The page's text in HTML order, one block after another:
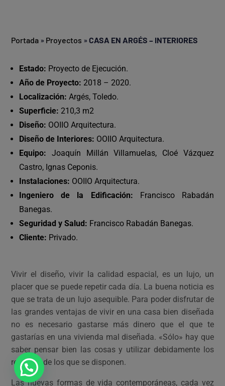
Portada » Proyectos »CASA EN ARGÉS – INTERIORES
Estado: Proyecto de Ejecución.
Año de Proyecto: 2018 – 2020.
Localización: Argés, Toledo.
Superficie: 210,3 m2
Diseño: OOIIO Arquitectura.
Diseño de Interiores: OOIIO Arquitectura.
Equipo:
Joaquín Millán Villamuelas, Cloé Vázquez
Castro, Ignas Ceponis.
Instalaciones: OOIIO Arquitectura.
Ingeniero de la Edificación:
Francisco Rabadán
Banegas.
Seguridad y Salud: Francisco Rabadán Banegas.
Cliente: Privado.
Vivir el diseño, vivir la calidad espacial, es un lujo, un
placer que se puede repetir cada día. La buena noticia es
que se trata de un lujo asequible. Para poder disfrutar de
las grandes ventajas de vivir en una casa bien diseñada
no es necesario gastarse más dinero que el que te
gastarías en una vivienda mal diseñada. «Sólo» hay que
saber pensar bien las cosas y utilizar debidamente los
recursos de los que se disponen.
Las nuevas formas de vida contemporáneas, cada vez